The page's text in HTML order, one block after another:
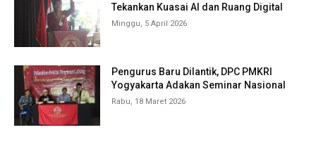
Tekankan Kuasai AI dan Ruang Digital
Minggu, 5 April 2026
Pengurus Baru Dilantik, DPC PMKRI
Yogyakarta Adakan Seminar Nasional
Rabu, 18 Maret 2026